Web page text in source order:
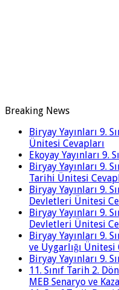
Breaking News
Biryay Yayınları 9.
Ünitesi Cevapları
Ekoyay Yayınları 9.
Biryay Yayınları 9.
Tarihi Ünitesi
Biryay Yayınları 9.
Devletleri Ünitesi
Biryay Yayınları 9.
Devletleri Ünitesi
Biryay Yayınları 9.
ve Uygarlığı Ünitesi
Biryay Yayınları 9.
11. Sınıf Tarih 2.
MEB Senaryo ve